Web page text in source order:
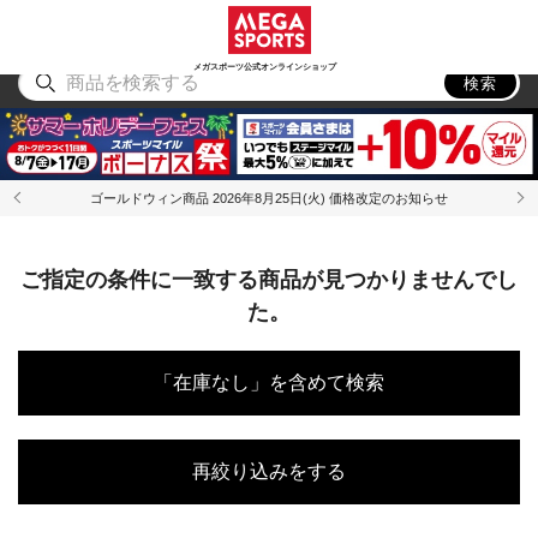
メガスポーツ公式オンラインショップ
アウトドア
検索
ゴールドウィン商品 2026年8月25日(火) 価格改定のお知らせ
ご指定の条件に一致する商品が見つかりませんでし
た。
「在庫なし」を含めて検索
再絞り込みをする